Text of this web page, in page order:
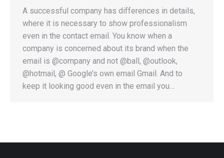
A successful company has differences in details,
where it is necessary to show professionalism
even in the contact email. You know when a
company is concerned about its brand when the
email is @company and not @ball, @outlook,
@hotmail, @ Google’s own email Gmail. And to
keep it looking good even in the email you…